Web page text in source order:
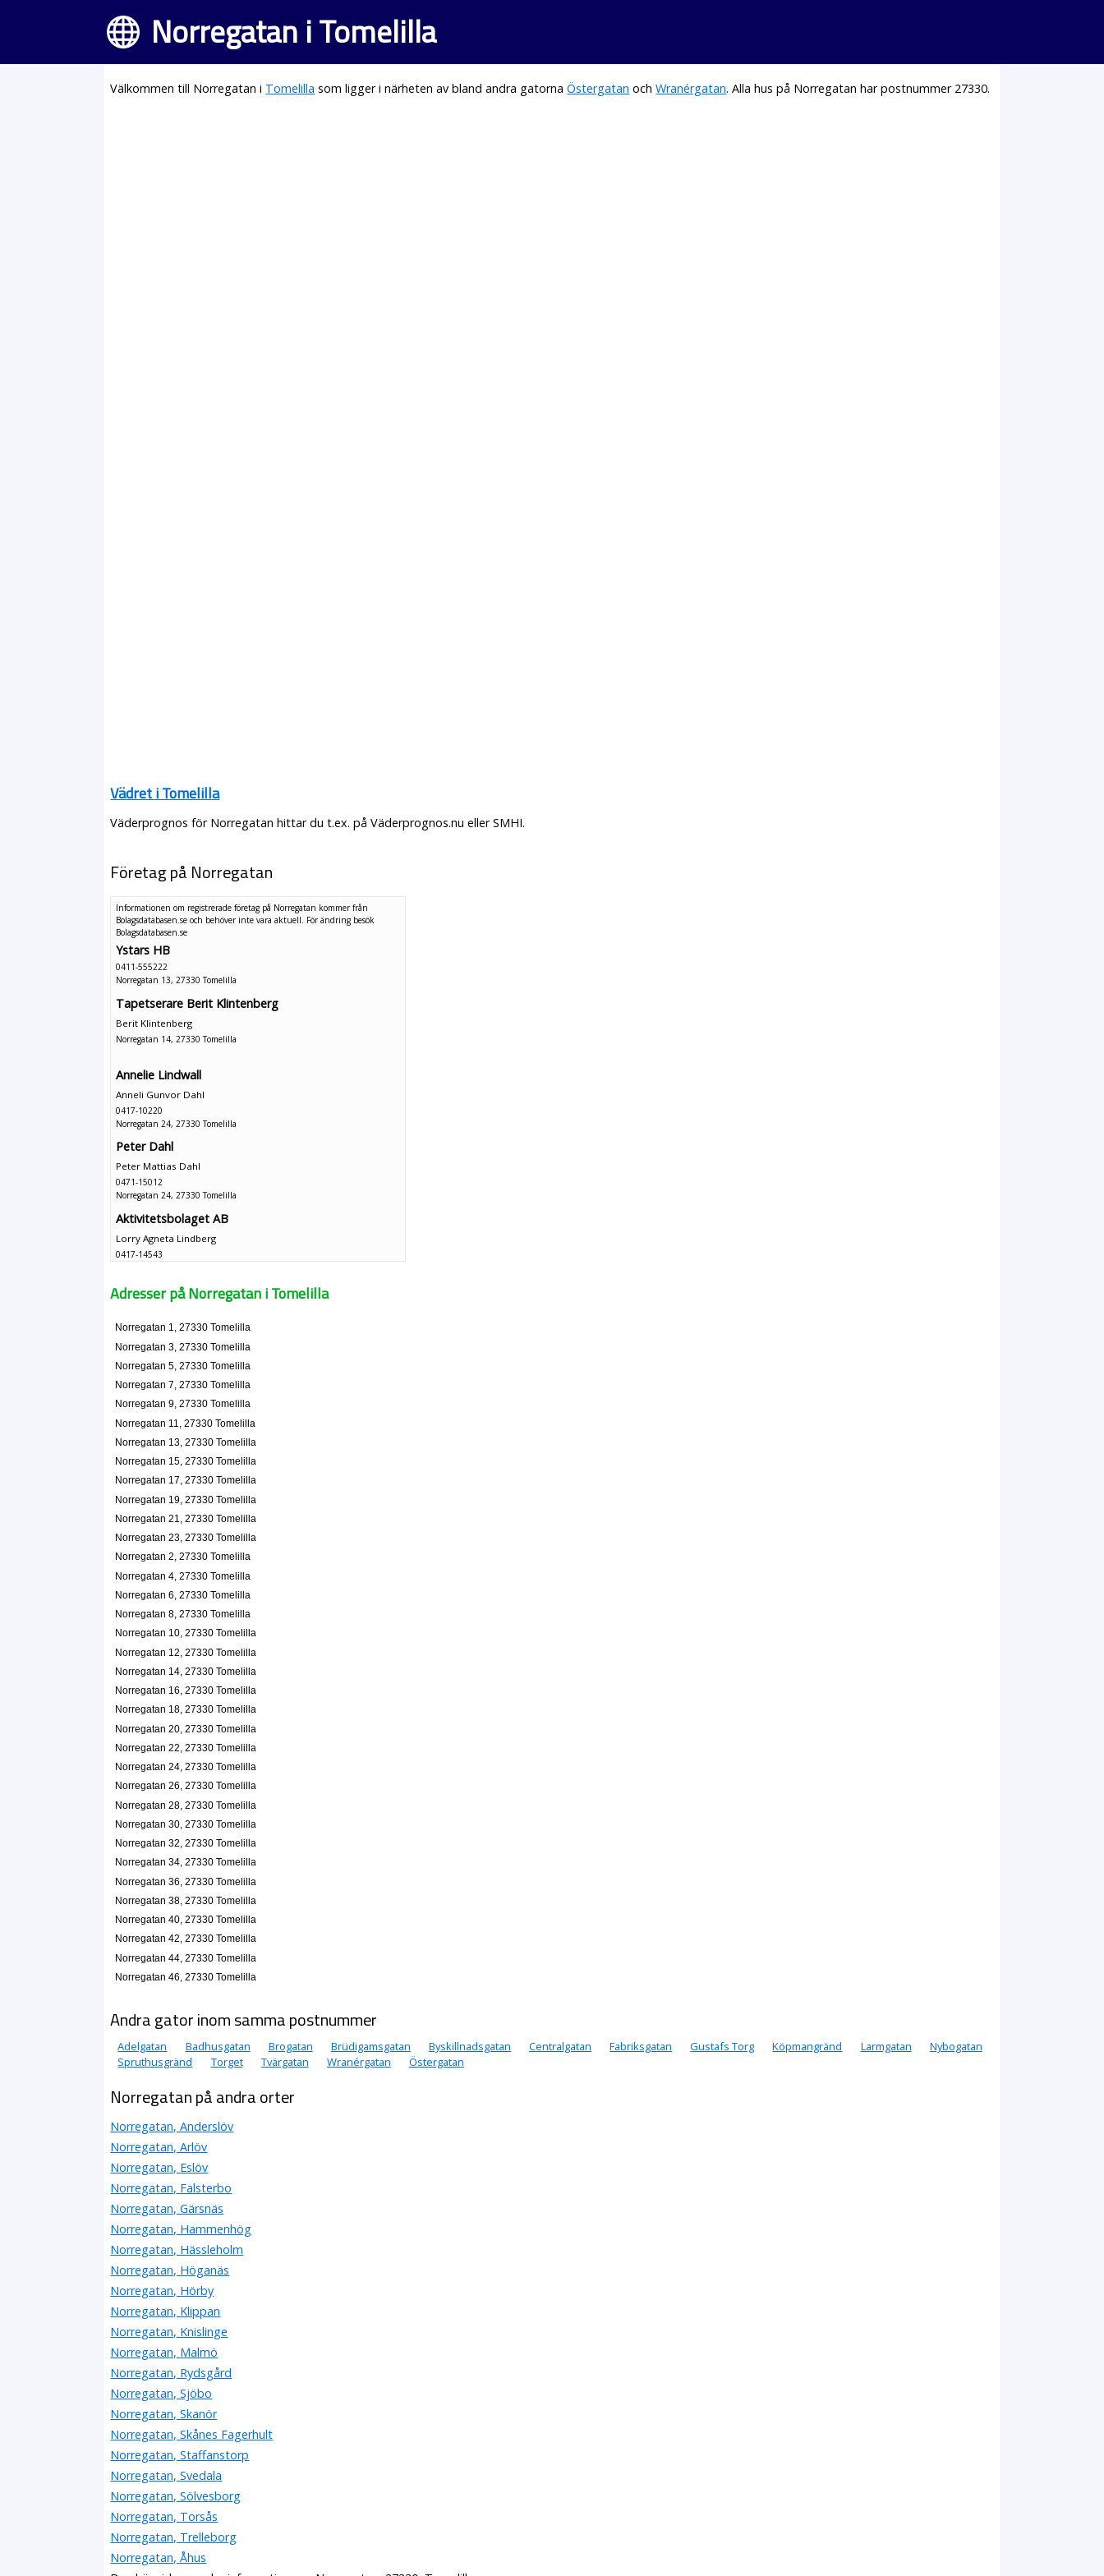
Norregatan i Tomelilla
Välkommen till Norregatan i Tomelilla som ligger i närheten av bland andra gatornaÖstergatan ochWranérgatan. Alla hus på Norregatan har postnummer 27330.
Vädret i Tomelilla
Väderprognos för Norregatan hittar du t.ex. på Väderprognos.nu eller SMHI.
Företag på Norregatan
Informationen om registrerade företag på Norregatan kommer från
Bolagsdatabasen.se och behöver inte vara aktuell. För ändring besök
Bolagsdatabasen.se
Ystars HB
0411-555222
Norregatan 13, 27330 Tomelilla
Tapetserare Berit Klintenberg
Berit Klintenberg
Norregatan 14, 27330 Tomelilla
Annelie Lindwall
Anneli Gunvor Dahl
0417-10220
Norregatan 24, 27330 Tomelilla
Peter Dahl
Peter Mattias Dahl
0471-15012
Norregatan 24, 27330 Tomelilla
Aktivitetsbolaget AB
Lorry Agneta Lindberg
0417-14543
Bertils Kiosk & Gatukök AB
0417-511269
Dental Art Tomelilla AB
Linn Gabriella Olsson
Norregatan 5, 27330 Tomelilla
Tandtrollsjägarna AB
0417-12465
Norregatan 5, 27330 Tomelilla
AB Gustav Olssons Skor
Kent Olsson
0417-10754
Norregatan 6, 27330 Tomelilla
Tomelilla Trafikskola AB
Lars Henrik Persson
0417-13838
Adresser på Norregatan i Tomelilla
Norregatan 1, 27330 Tomelilla
Norregatan 3, 27330 Tomelilla
Norregatan 5, 27330 Tomelilla
Norregatan 7, 27330 Tomelilla
Norregatan 9, 27330 Tomelilla
Norregatan 11, 27330 Tomelilla
Norregatan 13, 27330 Tomelilla
Norregatan 15, 27330 Tomelilla
Norregatan 17, 27330 Tomelilla
Norregatan 19, 27330 Tomelilla
Norregatan 21, 27330 Tomelilla
Norregatan 23, 27330 Tomelilla
Norregatan 2, 27330 Tomelilla
Norregatan 4, 27330 Tomelilla
Norregatan 6, 27330 Tomelilla
Norregatan 8, 27330 Tomelilla
Norregatan 10, 27330 Tomelilla
Norregatan 12, 27330 Tomelilla
Norregatan 14, 27330 Tomelilla
Norregatan 16, 27330 Tomelilla
Norregatan 18, 27330 Tomelilla
Norregatan 20, 27330 Tomelilla
Norregatan 22, 27330 Tomelilla
Norregatan 24, 27330 Tomelilla
Norregatan 26, 27330 Tomelilla
Norregatan 28, 27330 Tomelilla
Norregatan 30, 27330 Tomelilla
Norregatan 32, 27330 Tomelilla
Norregatan 34, 27330 Tomelilla
Norregatan 36, 27330 Tomelilla
Norregatan 38, 27330 Tomelilla
Norregatan 40, 27330 Tomelilla
Norregatan 42, 27330 Tomelilla
Norregatan 44, 27330 Tomelilla
Norregatan 46, 27330 Tomelilla
Andra gator inom samma postnummer
Adelgatan Badhusgatan Brogatan Brüdigamsgatan Byskillnadsgatan Centralgatan Fabriksgatan Gustafs Torg Köpmangränd Larmgatan
Nybogatan
Spruthusgränd
Torget Tvärgatan Wranérgatan Östergatan
Norregatan på andra orter
Norregatan, Anderslöv
Norregatan, Arlöv
Norregatan, Eslöv
Norregatan, Falsterbo
Norregatan, Gärsnäs
Norregatan, Hammenhög
Norregatan, Hässleholm
Norregatan, Höganäs
Norregatan, Hörby
Norregatan, Klippan
Norregatan, Knislinge
Norregatan, Malmö
Norregatan, Rydsgård
Norregatan, Sjöbo
Norregatan, Skanör
Norregatan, Skånes Fagerhult
Norregatan, Staffanstorp
Norregatan, Svedala
Norregatan, Sölvesborg
Norregatan, Torsås
Norregatan, Trelleborg
Norregatan, Åhus